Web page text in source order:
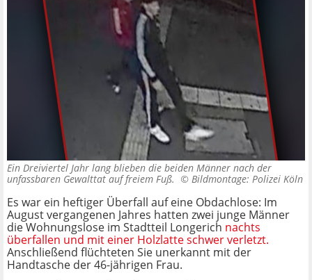
Ein Dreiviertel Jahr lang blieben die beiden Männer nach der
unfassbaren Gewalttat auf freiem Fuß. © Bildmontage: Polizei Köln
Es war ein heftiger Überfall auf eine Obdachlose: Im
August vergangenen Jahres hatten zwei junge Männer
die Wohnungslose im Stadtteil Longerich nachts
überfallen und mit einer Holzlatte schwer verletzt.
Anschließend flüchteten Sie unerkannt mit der
Handtasche der 46-jährigen Frau.